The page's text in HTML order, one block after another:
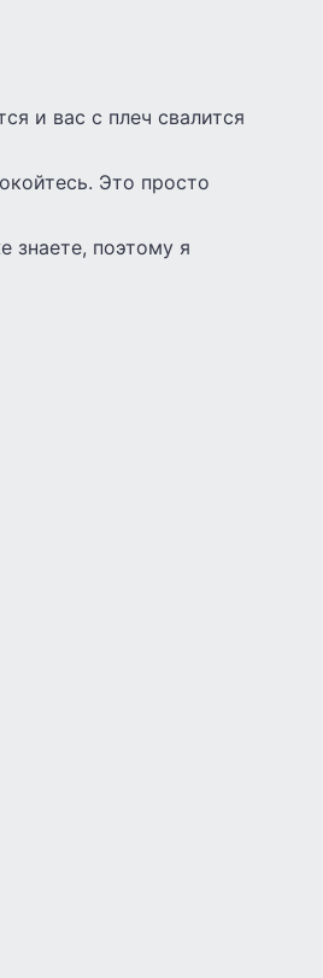
и вас с плеч свалится
Это просто
знаете, поэтому я